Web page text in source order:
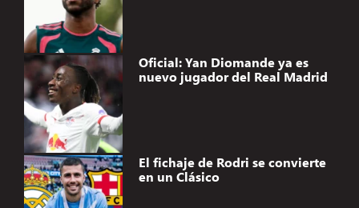
Oficial: Yan Diomande ya es
nuevo jugador del Real Madrid
El fichaje de Rodri se convierte
en un Clásico